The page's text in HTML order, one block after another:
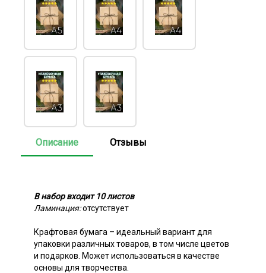
Описание Отзывы
В набор входит 10 листов
Ламинация:отсутствует
Крафтовая бумага – идеальный вариант для
упаковки различных товаров, в том числе цветов
и подарков. Может использоваться в качестве
основы для творчества.